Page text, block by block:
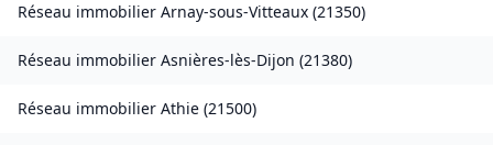
Réseau immobilier Arnay-sous-Vitteaux (21350)
Réseau immobilier Asnières-lès-Dijon (21380)
Réseau immobilier Athie (21500)